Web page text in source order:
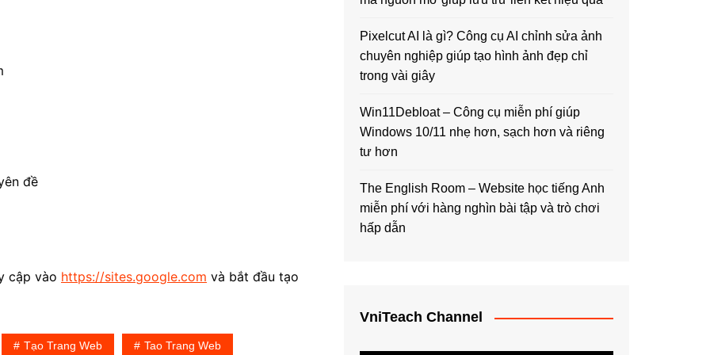
đề
cập vào https://sites.google.com và bắt đầu tạo
Tạo Trang Web Tao Trang Web
Pixelcut AI là gì? Công cụ AI chỉnh sửa ảnh
chuyên nghiệp giúp tạo hình ảnh đẹp chỉ
trong vài giây
Win11Debloat – Công cụ miễn phí giúp
Windows 10/11 nhẹ hơn, sạch hơn và riêng
tư hơn
The English Room – Website học tiếng Anh
miễn phí với hàng nghìn bài tập và trò chơi
hấp dẫn
VniTeach Channel